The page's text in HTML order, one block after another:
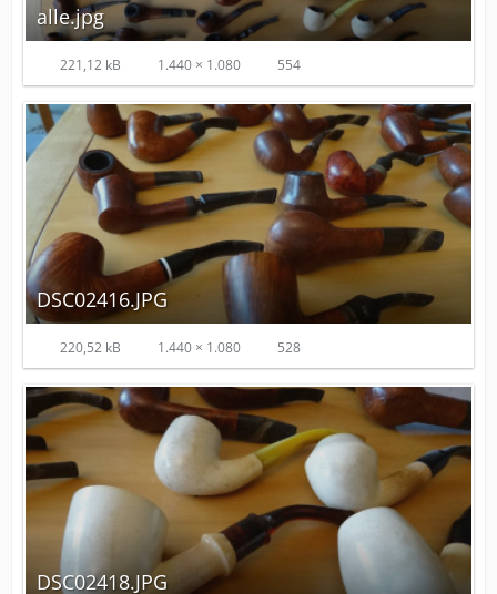
alle.jpg
221,12 kB 1.440 × 1.080 554
DSC02416.JPG
220,52 kB 1.440 × 1.080 528
DSC02418.JPG